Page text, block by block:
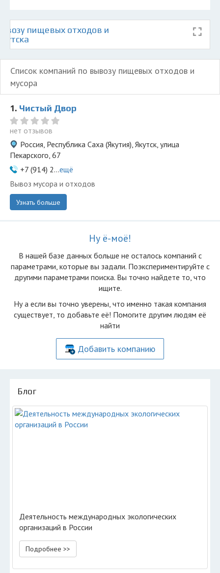
пищевых отходов и
Список компаний по вывозу пищевых отходов и
мусора
1. Чистый Двор
нет отзывов
Россия, Республика Саха (Якутия), Якутск, улица
Пекарского, 67
+7 (914) 2...ещё
Вывоз мусора и отходов
Узнать больше
Ну ё-моё!
В нашей базе данных больше не осталоcь компаний с
параметрами, которые вы задали. Поэкспериментируйте с
другими параметрами поиска. Вы точно найдете то, что
ищите.
Ну а если вы точно уверены, что именно такая компания
существует, то добавьте её! Помогите другим людям её
найти
Добавить компанию
Блог
Деятельность международных экологических
организаций в России
Подробнее >>